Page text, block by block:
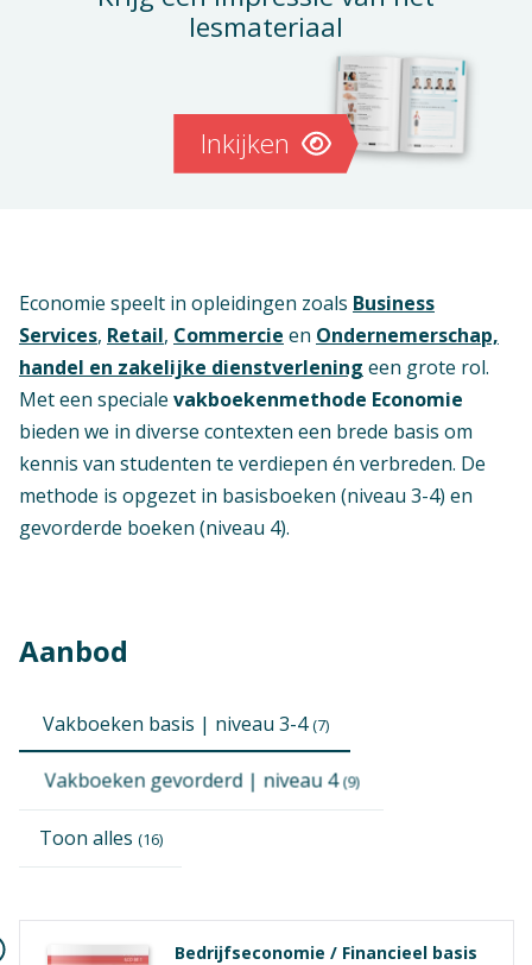
lesmateriaal
Inkijken
Economie speelt in opleidingen zoals Business
Services, Retail, Commercie en Ondernemerschap,
handel en zakelijke dienstverlening een grote rol.
Met een speciale vakboekenmethode Economie
bieden we in diverse contexten een brede basis om
kennis van studenten te verdiepen én verbreden. De
methode is opgezet in basisboeken (niveau 3-4) en
gevorderde boeken (niveau 4).
Aanbod
Vakboeken basis | niveau 3-4(7)
Vakboeken gevorderd | niveau 4(9)
Toon alles (16)
Bedrijfseconomie / Financieel basis